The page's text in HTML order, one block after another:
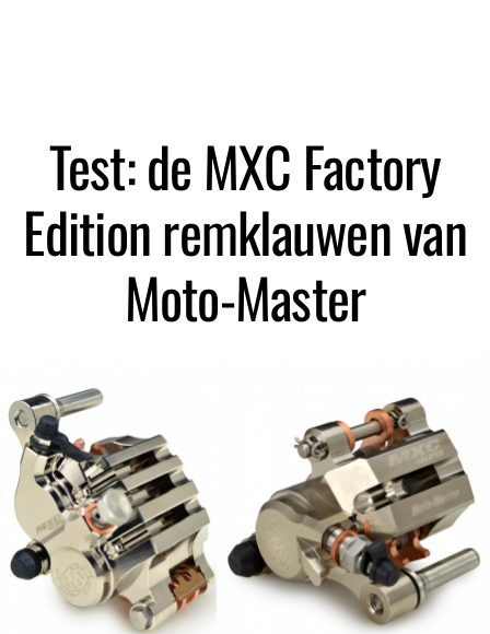
Test: de MXC Factory
Edition remklauwen van
Moto-Master